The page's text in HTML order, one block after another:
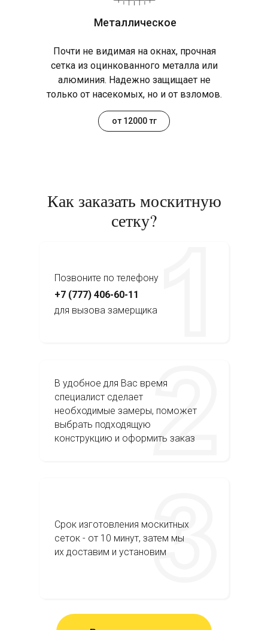
Металлическое
Почти не видимая на окнах, прочная
сетка из оцинкованного металла или
алюминия. Надежно защищает не
только от насекомых, но и от взломов.
от 12000 тг
Как заказать москитную
сетку?
Позвоните по телефону
В удобное для Вас время
специалист сделает
необходимые замеры, поможет
выбрать подходящую
конструкцию и оформить заказ
Срок изготовления москитных
сеток - от 10 минут, затем мы
их доставим и установим
+7 (777) 406-60-11
для вызова замерщика